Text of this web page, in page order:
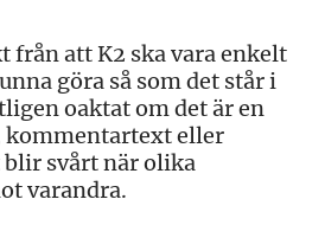
från att K2 ska vara enkelt
göra så som det står i
oaktat om det är en
eller
blir svårt när olika
varandra.